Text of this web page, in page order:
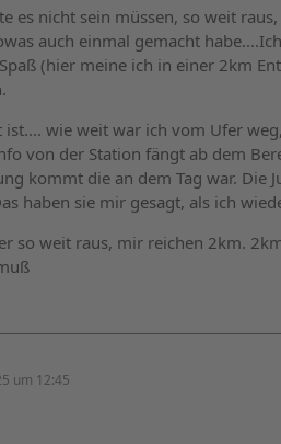
es nicht sein müssen, so weit
auch einmal gemacht
(hier meine ich in einer 2km
ist.... wie weit war ich vom Ufer
von der Station fängt ab dem
kommt die an dem Tag war. Die
haben sie mir gesagt, als ich
so weit raus, mir reichen 2km.
um 12:45